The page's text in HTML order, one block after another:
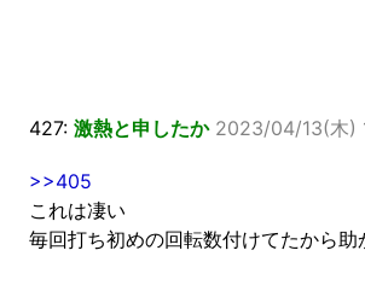
427: 激熱と申したか 2023/04/13(木)
>>405
これは凄い
毎回打ち初めの回転数付けてたから助